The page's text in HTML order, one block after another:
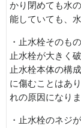
かり閉めても水
能していても、
・止水栓そのも
止水栓が大きく
止水栓本体の構
に傷むことはあ
れの原因になりま
・止水栓のネジ